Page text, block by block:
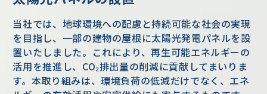
当社では、地球環境への配慮と持続可能な社会の実現
を目指し、一部の建物の屋根に太陽光発電パネルを設
置いたしました。これにより、再生可能エネルギーの
活用を推進し、CO₂排出量の削減に貢献してまいりま
す。本取り組みは、環境負荷の低減だけでなく、エネ